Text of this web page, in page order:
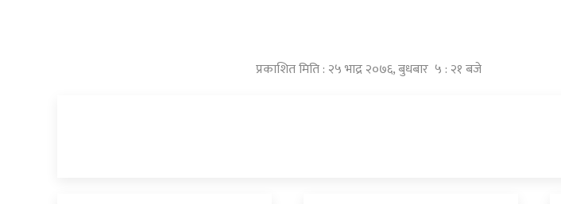
प्रकाशित मिति : २५ भाद्र २०७६, बुधबार ५ : २१ बजे